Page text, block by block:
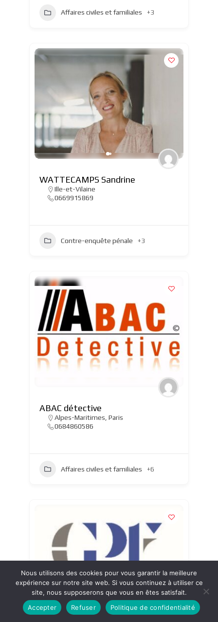
Affaires civiles et familiales +3
WATTECAMPS Sandrine
Ille-et-Vilaine
0669915869
Contre-enquête pénale +3
ABAC détective
Alpes-Maritimes Paris
0684860586
Affaires civiles et familiales +6
Nous utilisons des cookies pour vous garantir la meilleure
expérience sur notre site web. Si vous continuez à utiliser ce
site, nous supposerons que vous en êtes satisfait.
Accepter
Refuser Politique de confidentialité